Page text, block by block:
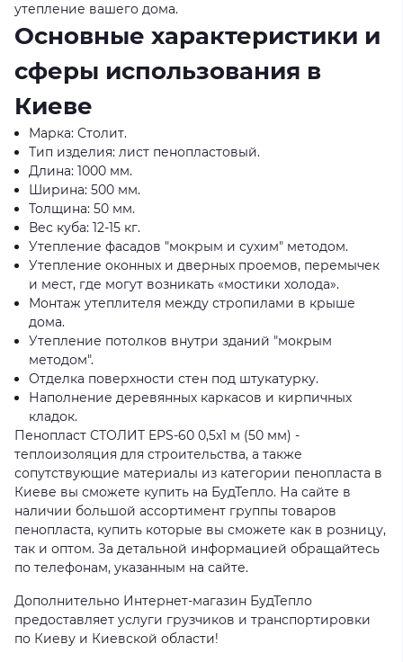
утепление вашего дома.
Основные характеристики и
сферы использования в
Киеве
Марка: Столит.
Тип изделия: лист пенопластовый.
Длина: 1000 мм.
Ширина: 500 мм.
Толщина: 50 мм.
Вес куба: 12-15 кг.
Утепление фасадов "мокрым и сухим" методом.
Утепление оконных и дверных проемов, перемычек
и мест, где могут возникать «мостики холода».
Монтаж утеплителя между стропилами в крыше
дома.
Утепление потолков внутри зданий "мокрым
методом".
Отделка поверхности стен под штукатурку.
Наполнение деревянных каркасов и кирпичных
кладок.
Пенопласт СТОЛИТ EPS-60 0,5x1 м (50 мм) -
теплоизоляция для строительства, а также
сопутствующие материалы из категории пенопласта в
Киеве вы сможете купить на БудТепло. На сайте в
наличии большой ассортимент группы товаров
пенопласта, купить которые вы сможете как в розницу,
так и оптом. За детальной информацией обращайтесь
по телефонам, указанным на сайте.
Дополнительно Интернет-магазин БудТепло
предоставляет услуги грузчиков и транспортировки
по Киеву и Киевской области!